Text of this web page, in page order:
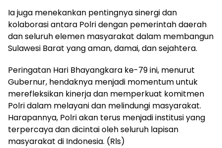
Ia juga menekankan pentingnya sinergi dan
kolaborasi antara Polri dengan pemerintah daerah
dan seluruh elemen masyarakat dalam membangun
Sulawesi Barat yang aman, damai, dan sejahtera.
Peringatan Hari Bhayangkara ke-79 ini, menurut
Gubernur, hendaknya menjadi momentum untuk
merefleksikan kinerja dan memperkuat komitmen
Polri dalam melayani dan melindungi masyarakat.
Harapannya, Polri akan terus menjadi institusi yang
terpercaya dan dicintai oleh seluruh lapisan
masyarakat di Indonesia. (Rls)